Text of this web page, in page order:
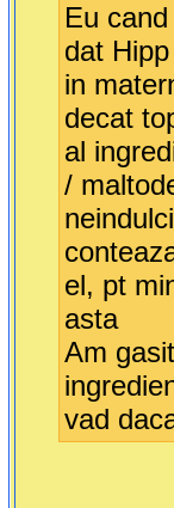
Eu
dat
in
decat
al
/
el, pt
asta
Am
vad